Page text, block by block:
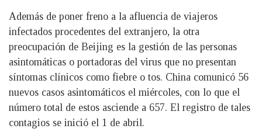
Además de poner freno a la afluencia de viajeros
infectados procedentes del extranjero, la otra
preocupación de Beijing es la gestión de las personas
asintomáticas o portadoras del virus que no presentan
síntomas clínicos como fiebre o tos. China comunicó 56
nuevos casos asintomáticos el miércoles, con lo que el
número total de estos asciende a 657. El registro de tales
contagios se inició el 1 de abril.